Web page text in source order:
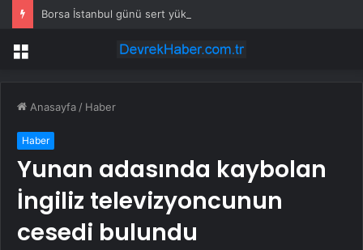
Borsa İstanbul günü sert yükselişle kapattı
Menü
Anasayfa / Haber
Haber
Yunan adasında kaybolan
İngiliz televizyoncunun
cesedi bulundu